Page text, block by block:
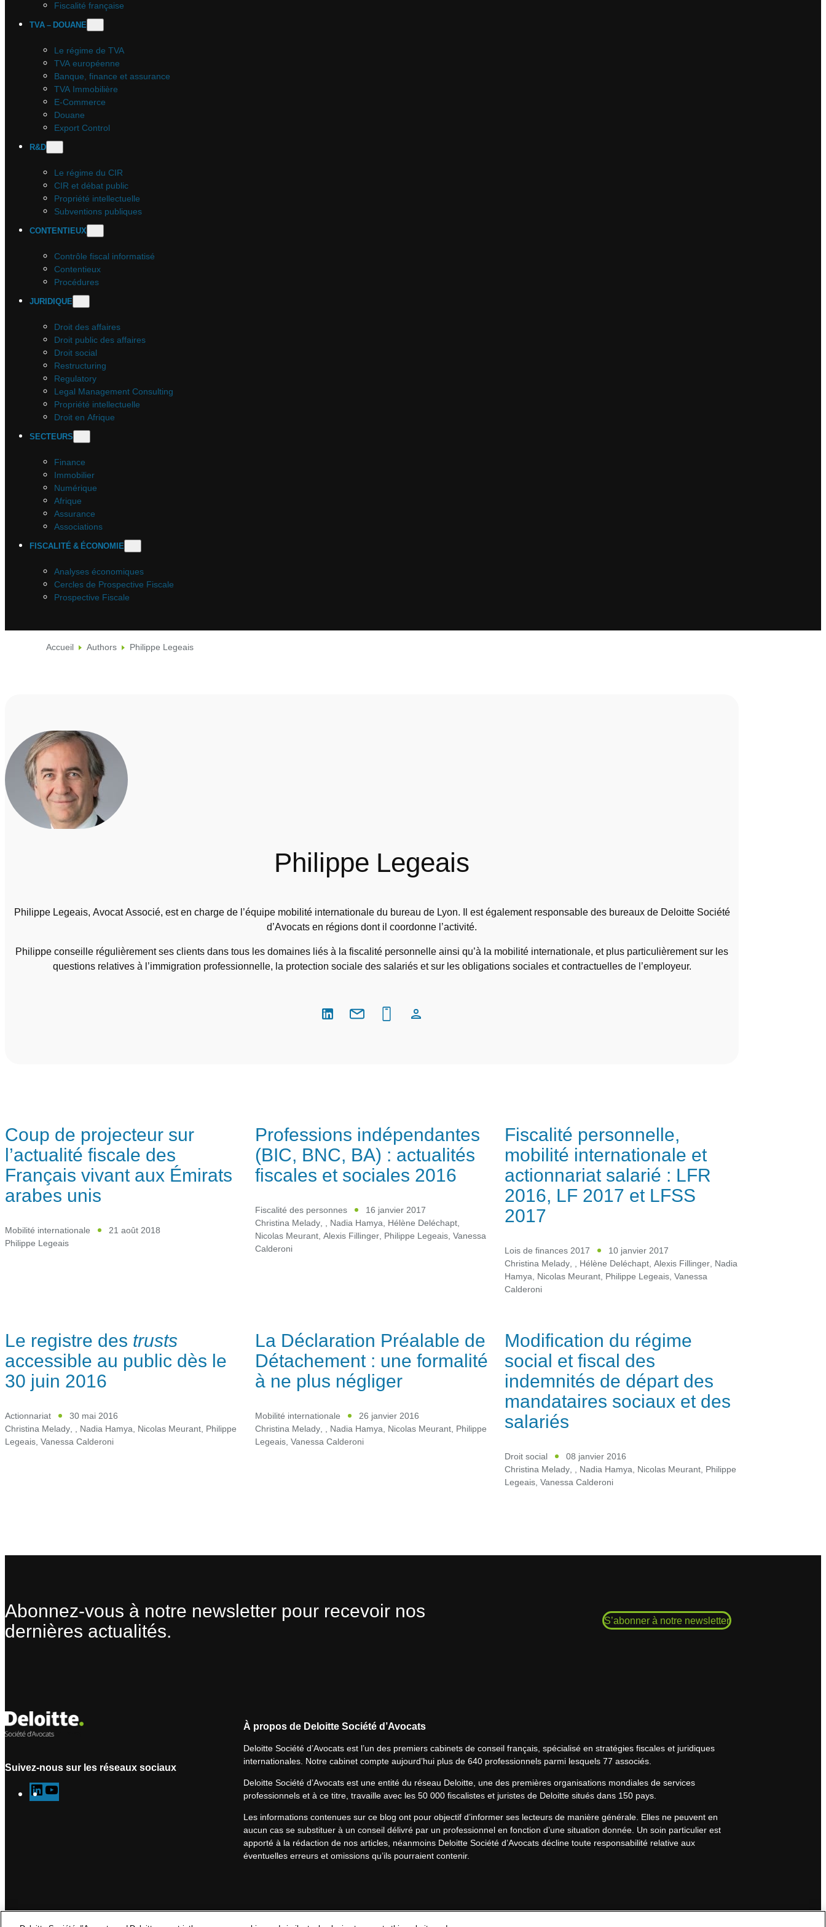
Fiscalité française
TVA – DOUANE
Le régime de TVA
TVA européenne
Banque, finance et assurance
TVA Immobilière
E-Commerce
Douane
Export Control
R&D
Le régime du CIR
CIR et débat public
Propriété intellectuelle
Subventions publiques
CONTENTIEUX
Contrôle fiscal informatisé
Contentieux
Procédures
JURIDIQUE
Droit des affaires
Droit public des affaires
Droit social
Restructuring
Regulatory
Legal Management Consulting
Propriété intellectuelle
Droit en Afrique
SECTEURS
Finance
Immobilier
Numérique
Afrique
Assurance
Associations
FISCALITÉ & ÉCONOMIE
Analyses économiques
Cercles de Prospective Fiscale
Prospective Fiscale
Accueil Authors Philippe Legeais
Philippe Legeais
Philippe Legeais, Avocat Associé, est en charge de l’équipe mobilité internationale du bureau de Lyon. Il est également responsable des bureaux de Deloitte Société
d’Avocats en régions dont il coordonne l’activité.
Philippe conseille régulièrement ses clients dans tous les domaines liés à la fiscalité personnelle ainsi qu’à la mobilité internationale, et plus particulièrement sur les
questions relatives à l’immigration professionnelle, la protection sociale des salariés et sur les obligations sociales et contractuelles de l’employeur.
Coup de projecteur sur
l’actualité fiscale des
Français vivant aux Émirats
arabes unis
Mobilité internationale
21 août 2018
Philippe Legeais
Professions indépendantes
(BIC, BNC, BA) : actualités
fiscales et sociales 2016
Fiscalité des personnes
16 janvier 2017
Christina Melady, , Nadia Hamya, Hélène Deléchapt,
Nicolas Meurant, Alexis Fillinger, Philippe Legeais, Vanessa
Calderoni
Fiscalité personnelle,
mobilité internationale et
actionnariat salarié : LFR
2016, LF 2017 et LFSS
2017
Lois de finances 2017
10 janvier 2017
Christina Melady, , Hélène Deléchapt,Alexis Fillinger, Nadia
Hamya, Nicolas Meurant, Philippe Legeais,Vanessa
Calderoni
Le registre des trusts
accessible au public dès le
30 juin 2016
Actionnariat
30 mai 2016
Christina Melady, , Nadia Hamya, Nicolas Meurant, Philippe
Legeais, Vanessa Calderoni
La Déclaration Préalable de
Détachement : une formalité
à ne plus négliger
Mobilité internationale
26 janvier 2016
Christina Melady, , Nadia Hamya, Nicolas Meurant, Philippe
Legeais, Vanessa Calderoni
Modification du régime
social et fiscal des
indemnités de départ des
mandataires sociaux et des
salariés
Droit social
08 janvier 2016
Christina Melady, , Nadia Hamya, Nicolas Meurant, Philippe
Legeais,Vanessa Calderoni
Abonnez-vous à notre newsletter pour recevoir nos
dernières actualités.
S’abonner à notre newsletter
Suivez-nous sur les réseaux sociaux
L
i
o
À propos de Deloitte Société d’Avocats
Deloitte Société d’Avocats est l’un des premiers cabinets de conseil français, spécialisé en stratégies fiscales et juridiques
internationales. Notre cabinet compte aujourd’hui plus de 640 professionnels parmi lesquels 77 associés.
Deloitte Société d’Avocats est une entité du réseau Deloitte, une des premières organisations mondiales de services
professionnels et à ce titre, travaille avec les 50 000 fiscalistes et juristes de Deloitte situés dans 150 pays.
Les informations contenues sur ce blog ont pour objectif d’informer ses lecteurs de manière générale. Elles ne peuvent en
aucun cas se substituer à un conseil délivré par un professionnel en fonction d’une situation donnée. Un soin particulier est
apporté à la rédaction de nos articles, néanmoins Deloitte Société d’Avocats décline toute responsabilité relative aux
éventuelles erreurs et omissions qu’ils pourraient contenir.​